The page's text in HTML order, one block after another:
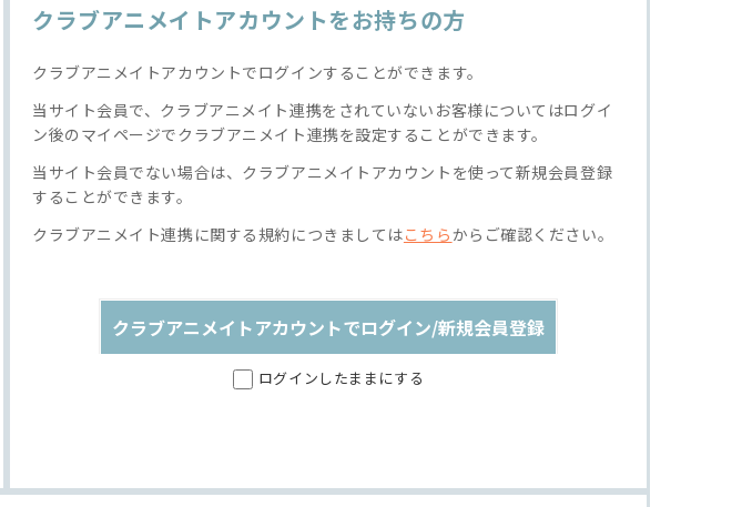
クラブアニメイトアカウントをお持ちの方
クラブアニメイトアカウントでログインすることができます。
当サイト会員で、クラブアニメイト連携をされていないお客様についてはログイ
ン後のマイページでクラブアニメイト連携を設定することができます。
当サイト会員でない場合は、クラブアニメイトアカウントを使って新規会員登録
することができます。
クラブアニメイト連携に関する規約につきましてはこちらからご確認ください。
クラブアニメイトアカウントでログイン/新規会員登録
ログインしたままにする